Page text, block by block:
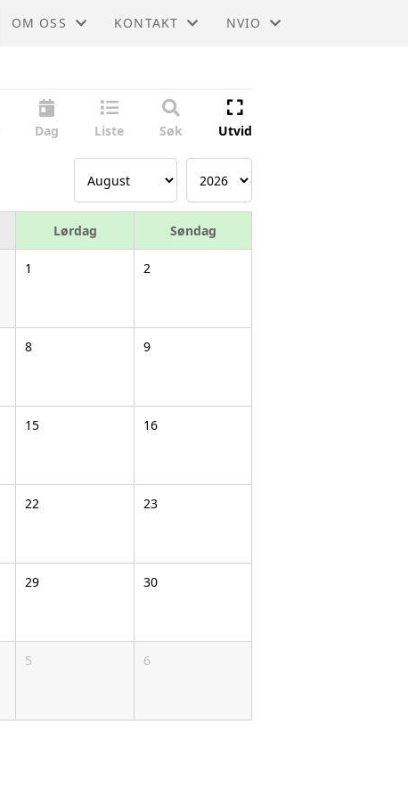
OM OSS KONTAKT
STYRET
NVIO
TIL HOVEDSIDEN
Dag Liste Søk Utvid
Lørdag Søndag
1 2
8 9
15 16
22 23
29 30
5 6